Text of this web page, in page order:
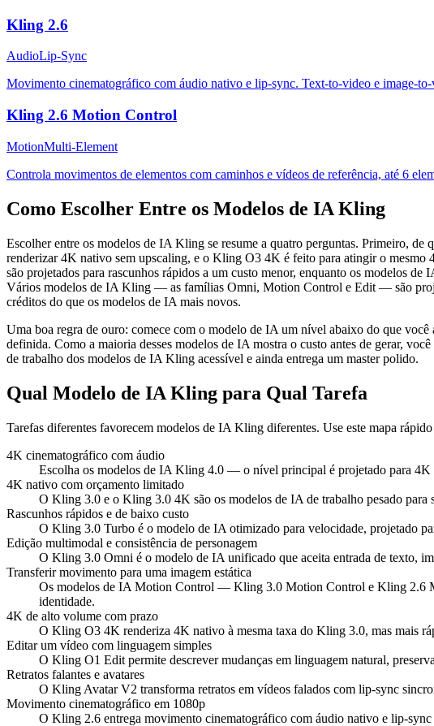
Kling 2.6
AudioLip-Sync
Movimento cinematográfico com áudio nativo e lip-sync. Text-to-video e image-to-
Kling 2.6 Motion Control
MotionMulti-Element
Controla movimentos de elementos com caminhos e vídeos de referência, até 6
Como Escolher Entre os Modelos de IA Kling
Escolher entre os modelos de IA Kling se resume a quatro perguntas. Primeiro,
renderizar 4K nativo sem upscaling, e o Kling O3 4K é feito para atingir o
são projetados para rascunhos rápidos a um custo menor, enquanto os modelos
Vários modelos de IA Kling — as famílias Omni, Motion Control e Edit — são
créditos do que os modelos de IA mais novos.
Uma boa regra de ouro: comece com o modelo de IA um nível abaixo do que
definida. Como a maioria desses modelos de IA mostra o custo antes de gerar,
de trabalho dos modelos de IA Kling acessível e ainda entrega um master polido.
Qual Modelo de IA Kling para Qual Tarefa
Tarefas diferentes favorecem modelos de IA Kling diferentes. Use este mapa
4K cinematográfico com áudio
Escolha os modelos de IA Kling 4.0 — o nível principal é projetado para 4K
4K nativo com orçamento limitado
O Kling 3.0 e o Kling 3.0 4K são os modelos de IA de trabalho pesado
Rascunhos rápidos e de baixo custo
O Kling 3.0 Turbo é o modelo de IA otimizado para velocidade, projetado
Edição multimodal e consistência de personagem
O Kling 3.0 Omni é o modelo de IA unificado que aceita entrada de texto,
Transferir movimento para uma imagem estática
Os modelos de IA Motion Control — Kling 3.0 Motion Control e Kling 2.6
identidade.
4K de alto volume com prazo
O Kling O3 4K renderiza 4K nativo à mesma taxa do Kling 3.0, mas mais
Editar um vídeo com linguagem simples
O Kling O1 Edit permite descrever mudanças em linguagem natural,
Retratos falantes e avatares
O Kling Avatar V2 transforma retratos em vídeos falados com lip-sync
Movimento cinematográfico em 1080p
O Kling 2.6 entrega movimento cinematográfico com áudio nativo e lip-